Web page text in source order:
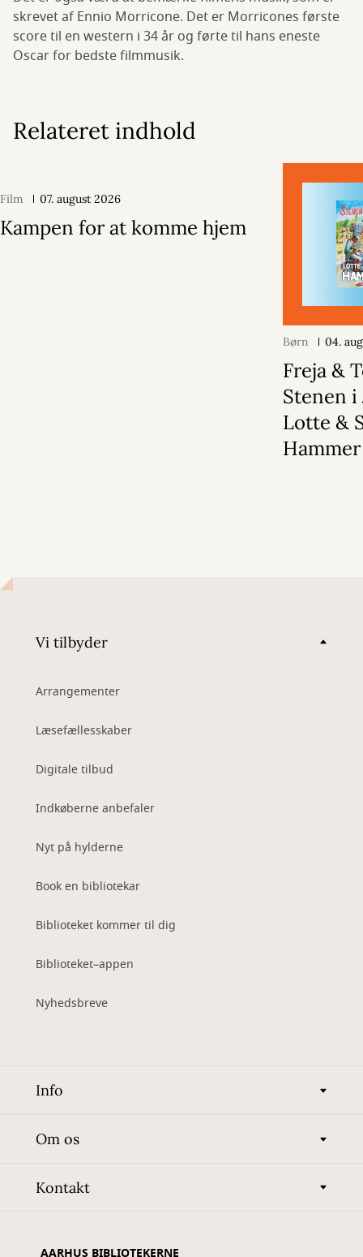
skrevet af Ennio Morricone. Det er Morricones første
score til en western i 34 år og førte til hans eneste
Oscar for bedste filmmusik.
Relateret indhold
Film 07. august 2026
Kampen for at komme hjem
Børn 04.
Freja &
Stenen i
Lotte &
Hammer
Vi tilbyder
Arrangementer
Læsefællesskaber
Digitale tilbud
Indkøberne anbefaler
Nyt på hylderne
Book en bibliotekar
Biblioteket kommer til dig
Biblioteket–appen
Nyhedsbreve
Info
Om os
Kontakt
AARHUS BIBLIOTEKERNE